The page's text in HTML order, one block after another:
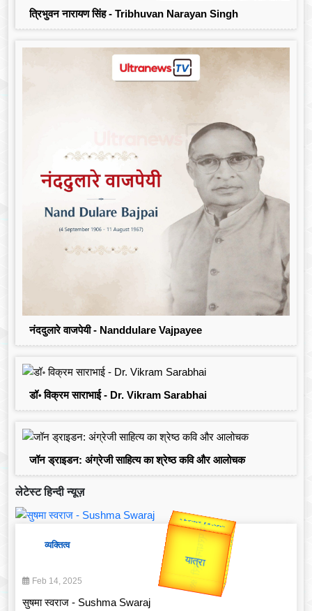
त्रिभुवन नारायण सिंह - Tribhuvan Narayan Singh
नंददुलारे वाजपेयी - Nanddulare Vajpayee
डॉ॰ विक्रम साराभाई - Dr. Vikram Sarabhai
जॉन ड्राइडन: अंग्रेजी साहित्य का श्रेष्ठ कवि और आलोचक
लेटेस्ट हिन्दी न्यूज़
व्यक्तित्व
Feb 14, 2025
सुषमा स्वराज - Sushma Swaraj
Valentine's
Gold Rate